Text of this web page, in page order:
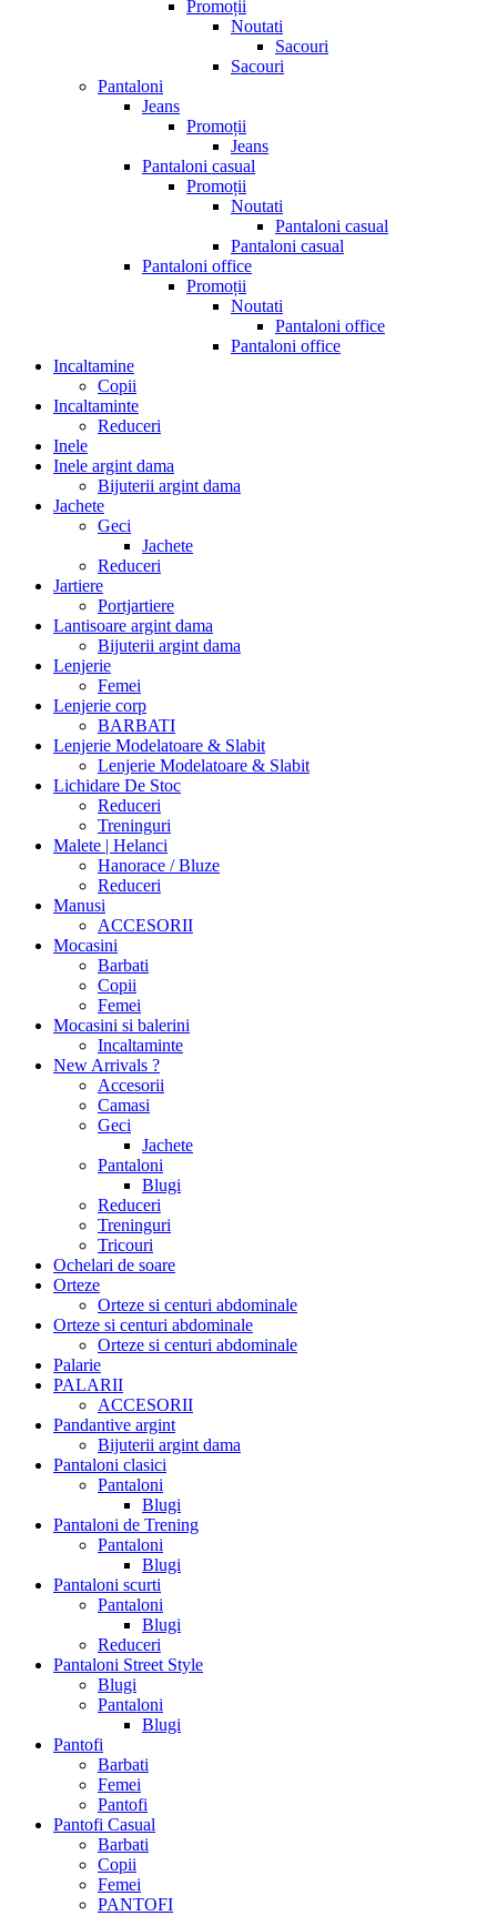
Promoții
Noutati
Sacouri
Sacouri
Pantaloni
Jeans
Promoții
Jeans
Pantaloni casual
Promoții
Noutati
Pantaloni casual
Pantaloni casual
Pantaloni office
Promoții
Noutati
Pantaloni office
Pantaloni office
Incaltamine
Copii
Incaltaminte
Reduceri
Inele
Inele argint dama
Bijuterii argint dama
Jachete
Geci
Jachete
Reduceri
Jartiere
Portjartiere
Lantisoare argint dama
Bijuterii argint dama
Lenjerie
Femei
Lenjerie corp
BARBATI
Lenjerie Modelatoare & Slabit
Lenjerie Modelatoare & Slabit
Lichidare De Stoc
Reduceri
Treninguri
Malete | Helanci
Hanorace / Bluze
Reduceri
Manusi
ACCESORII
Mocasini
Barbati
Copii
Femei
Mocasini si balerini
Incaltaminte
New Arrivals ?
Accesorii
Camasi
Geci
Jachete
Pantaloni
Blugi
Reduceri
Treninguri
Tricouri
Ochelari de soare
Orteze
Orteze si centuri abdominale
Orteze si centuri abdominale
Orteze si centuri abdominale
Palarie
PALARII
ACCESORII
Pandantive argint
Bijuterii argint dama
Pantaloni clasici
Pantaloni
Blugi
Pantaloni de Trening
Pantaloni
Blugi
Pantaloni scurti
Pantaloni
Blugi
Reduceri
Pantaloni Street Style
Blugi
Pantaloni
Blugi
Pantofi
Barbati
Femei
Pantofi
Pantofi Casual
Barbati
Copii
Femei
PANTOFI